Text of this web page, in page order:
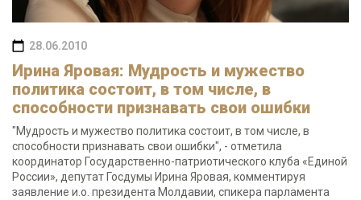
28.06.2010
Ирина Яровая: Мудрость и мужество
политика состоит, в том числе, в
способности признавать свои ошибки
"Мудрость и мужество политика состоит, в том числе, в
способности признавать свои ошибки", - отметила
координатор Государственно-патриотического клуба «Единой
России», депутат Госдумы Ирина Яровая, комментируя
заявление и.о. президента Молдавии, спикера парламента